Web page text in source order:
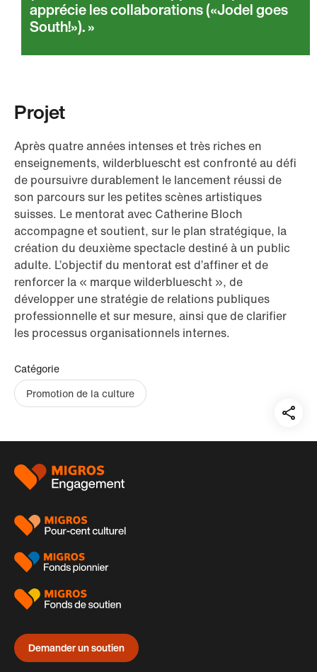
apprécie les collaborations («Jodel goes
South!»).
Projet
Après quatre années intenses et très riches en
enseignements, wilderbluescht est confronté au défi
de poursuivre durablement le lancement réussi de
son parcours sur les petites scènes artistiques
suisses. Le mentorat avec Catherine Bloch
accompagne et soutient, sur le plan stratégique, la
création du deuxième spectacle destiné à un public
adulte. L’objectif du mentorat est d’affiner et de
renforcer la « marque wilderbluescht », de
développer une stratégie de relations publiques
professionnelle et sur mesure, ainsi que de clarifier
les processus organisationnels internes.
Catégorie
Promotion de la culture
auf:
Pied
page
Demander un soutien